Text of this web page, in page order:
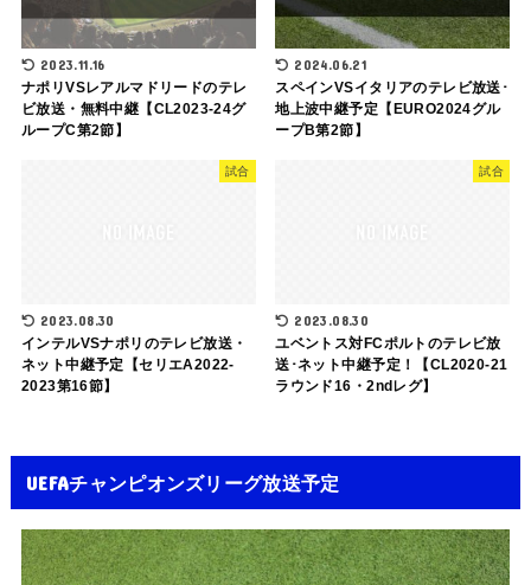
2023.11.16
ナポリVSレアルマドリードのテレ
ビ放送・無料中継【CL2023-24グ
ループC第2節】
2024.06.21
スペインVSイタリアのテレビ放送･
地上波中継予定【EURO2024グル
ープB第2節】
試合
2023.08.30
インテルVSナポリのテレビ放送・
ネット中継予定【セリエA2022-
2023第16節】
試合
2023.08.30
ユベントス対FCポルトのテレビ放
送･ネット中継予定！【CL2020-21
ラウンド16・2ndレグ】
UEFAチャンピオンズリーグ放送予定